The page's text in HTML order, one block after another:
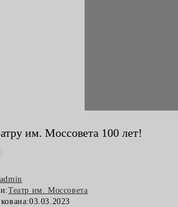
admin
Театр им. Моссовета
03.03.2023